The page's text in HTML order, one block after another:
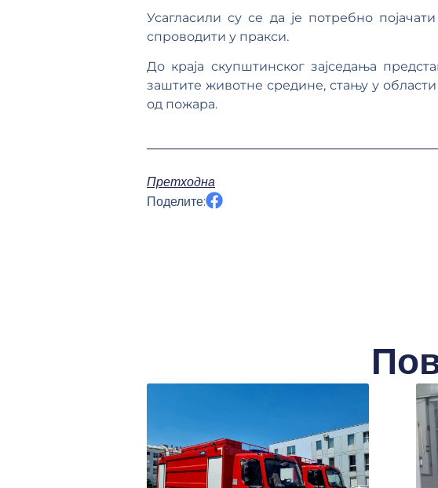
Усагласили су се да је потребно
спроводити у пракси.
До краја скупштинског зајседања
заштите животне средине, стању у
од пожара.
Претходна
Поделите: